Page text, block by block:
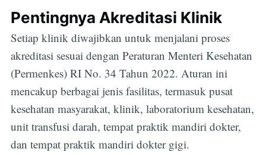
Pentingnya Akreditasi Klinik
Setiap klinik diwajibkan untuk menjalani proses
akreditasi sesuai dengan Peraturan Menteri Kesehatan
(Permenkes) RI No. 34 Tahun 2022. Aturan ini
mencakup berbagai jenis fasilitas, termasuk pusat
kesehatan masyarakat, klinik, laboratorium kesehatan,
unit transfusi darah, tempat praktik mandiri dokter,
dan tempat praktik mandiri dokter gigi.